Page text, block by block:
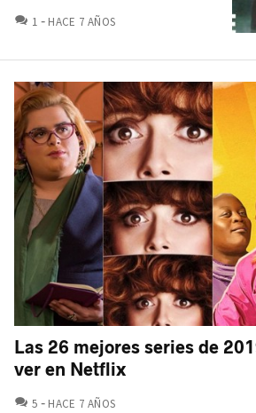
1 COMENTARIOS
HACE 7 AÑOS
Las 26 mejores series de
ver en Netflix
5 COMENTARIOS
HACE 7 AÑOS